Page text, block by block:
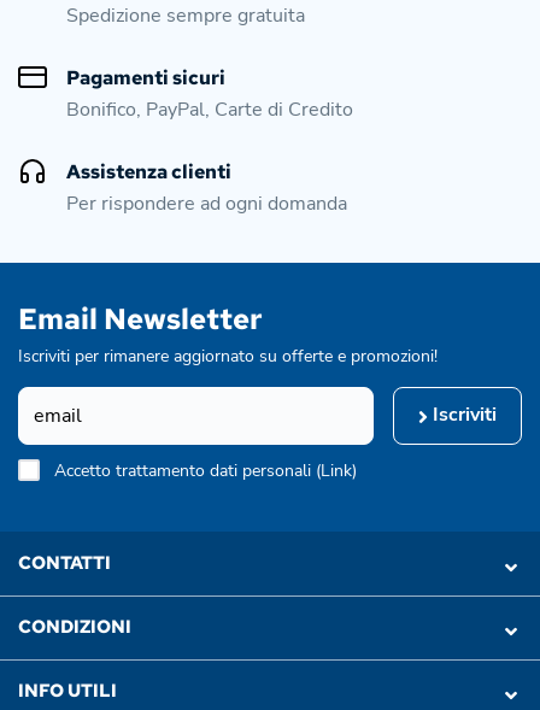
Spedizione sempre gratuita
Pagamenti sicuri
Bonifico, PayPal, Carte di Credito
Assistenza clienti
Per rispondere ad ogni domanda
Email Newsletter
Iscriviti per rimanere aggiornato su offerte e promozioni!
Iscriviti
Accetto trattamento dati personali (Link)
CONTATTI
CONDIZIONI
INFO UTILI